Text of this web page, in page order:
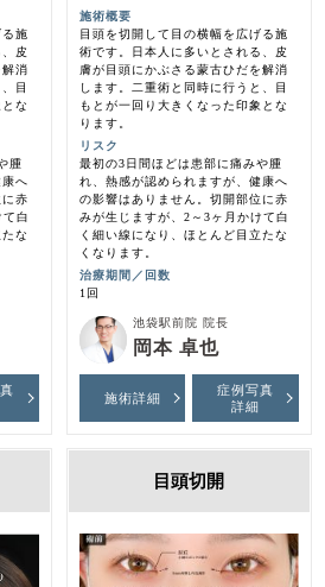
施
皮
消
目
な
腫
へ
赤
白
な
施術概要
目頭を切開して目の横幅を広げる施
術です。日本人に多いとされる、皮
膚が目頭にかぶさる蒙古ひだを解消
します。二重術と同時に行うと、目
もとが一回り大きくなった印象とな
ります。
リスク
最初の3日間ほどは患部に痛みや腫
れ、熱感が認められますが、健康へ
の影響はありません。切開部位に赤
みが生じますが、2～3ヶ月かけて白
く細い線になり、ほとんど目立たな
くなります。
治療期間／回数
1回
池袋駅前院 院長
岡本 卓也
施術詳細
症例写真
詳細
目頭切開